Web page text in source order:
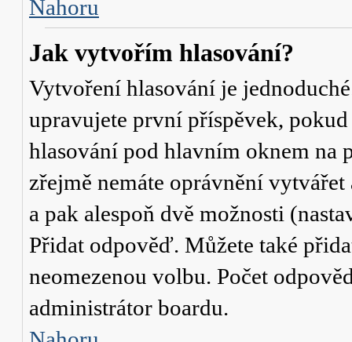
Nahoru
Jak vytvořím hlasování?
Vytvoření hlasování je
upravujete první příspěvek,
hlasování pod hlavním oknem na
zřejmě nemáte oprávnění
a pak alespoň dvě možnosti
Přidat odpověď. Můžete také
neomezenou volbu. Počet
administrátor boardu.